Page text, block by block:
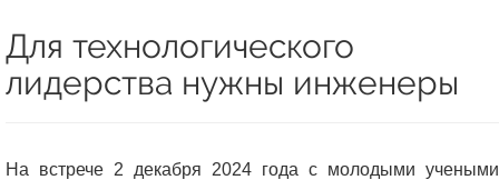
Для технологического
лидерства нужны инженеры
На встрече 2 декабря 2024 года с молодыми учеными